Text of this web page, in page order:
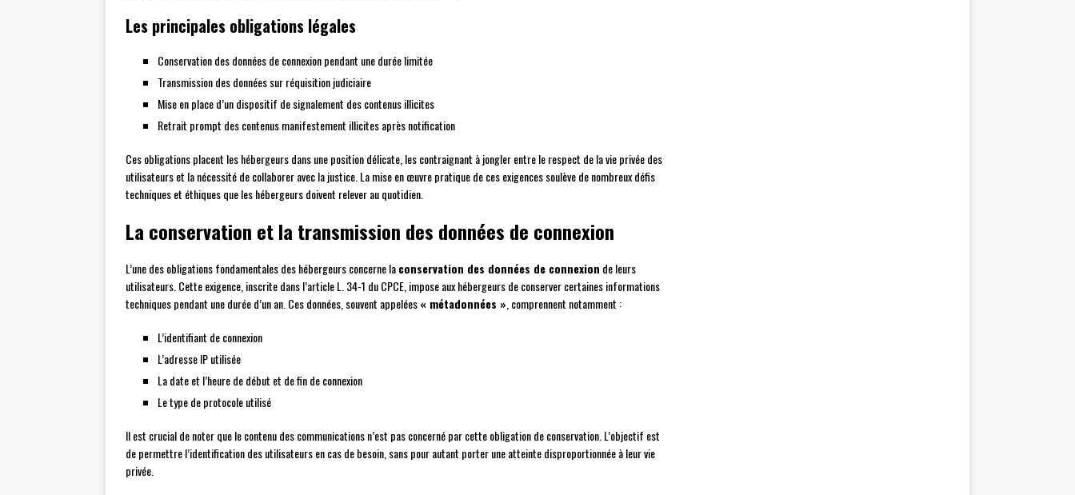
Les principales obligations légales
Conservation des données de connexion pendant une durée limitée
Transmission des données sur réquisition judiciaire
Mise en place d’un dispositif de signalement des contenus illicites
Retrait prompt des contenus manifestement illicites après notification
Ces obligations placent les hébergeurs dans une position délicate, les contraignant à jongler entre le respect de la vie privée des
utilisateurs et la nécessité de collaborer avec la justice. La mise en œuvre pratique de ces exigences soulève de nombreux défis
techniques et éthiques que les hébergeurs doivent relever au quotidien.
La conservation et la transmission des données de connexion
L’une des obligations fondamentales des hébergeurs concerne laconservation des données de connexion de leurs
utilisateurs. Cette exigence, inscrite dans l’article L. 34-1 du CPCE, impose aux hébergeurs de conserver certaines informations
techniques pendant une durée d’un an. Ces données, souvent appelées« métadonnées » , comprennent notamment :
L’identifiant de connexion
L’adresse IP utilisée
La date et l’heure de début et de fin de connexion
Le type de protocole utilisé
Il est crucial de noter que le contenu des communications n’est pas concerné par cette obligation de conservation. L’objectif est
de permettre l’identification des utilisateurs en cas de besoin, sans pour autant porter une atteinte disproportionnée à leur vie
privée.